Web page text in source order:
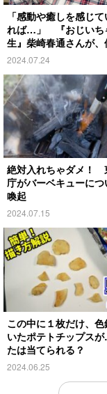
「感動や癒しを感じ
れば…」 『おじいち
生』柴崎春通さんが、
催！
2024.07.24
絶対入れちゃダメ！
庁がバーベキューに
喚起
2024.07.15
この中に１枚だけ、
いたポテトチップス
たは当てられる？
2024.06.25